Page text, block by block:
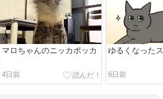
マロちゃんのニッカポッカ
4日前
ゆるくなった
6日前